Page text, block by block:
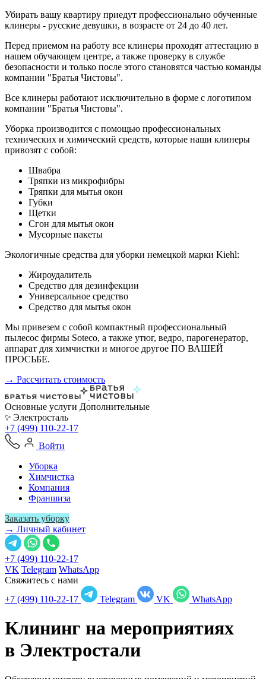
Убирать вашу квартиру приедут профессионально обученные
клинеры - русские девушки, в возрасте от 24 до 40 лет.
Перед приемом на работу все клинеры проходят аттестацию в
нашем обучающем центре, а также проверку в службе
безопасности и только после этого становятся частью команды
компании "Братья Чистовы".
Все клинеры работают исключительно в форме с логотипом
компании "Братья Чистовы".
Уборка производится с помощью профессиональных
технических и химический средств, которые наши клинеры
привозят с собой:
Швабра
Тряпки из микрофибры
Тряпки для мытья окон
Губки
Щетки
Сгон для мытья окон
Мусорные пакеты
Экологичные средства для уборки немецкой марки Kiehl:
Жироудалитель
Средство для дезинфекции
Универсальное средство
Средство для мытья окон
Мы привезем с собой компактный профессиональный
пылесос фирмы Soteco, а также утюг, ведро, парогенератор,
аппарат для химчистки и многое другое ПО ВАШЕЙ
ПРОСЬБЕ.
→ Рассчитать стоимость
Основные услуги Дополнительные
Электросталь
+7 (499) 110-22-17
Войти
Уборка
Химчистка
Компания
Франшиза
Заказать уборку
→ Личный кабинет
+7 (499) 110-22-17
VK Telegram WhatsApp
Свяжитесь с нами
+7 (499) 110-22-17
Telegram VK WhatsApp
Клининг на мероприятиях
в Электростали